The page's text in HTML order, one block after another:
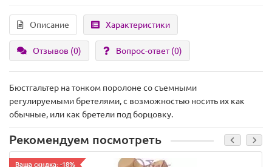
Описание Характеристики
Отзывов (0) Вопрос-ответ(0)
Бюстгальтер на тонком поролоне со съемными
регулируемыми бретелями, с возможностью носить их как
обычные, или как бретели под борцовку.
Рекомендуем посмотреть
Ваша скидка: -18%